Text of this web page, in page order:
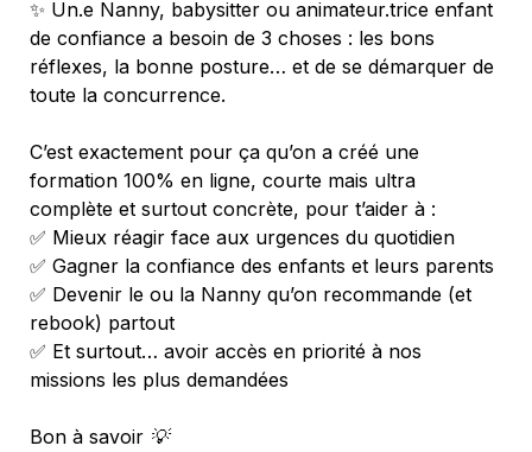
✨ Un.e Nanny, babysitter ou animateur.trice enfant
de confiance a besoin de 3 choses : les bons
réflexes, la bonne posture… et de se démarquer de
toute la concurrence.
C’est exactement pour ça qu’on a créé
formation 100% en ligne, courte mais ultra
complète et surtout concrète, pour t’aider à :
✅ Mieux réagir face aux urgences du quotidien
✅ Gagner la confiance des enfants et leurs parents
✅ Devenir le ou la Nanny qu’on recommande (et
rebook) partout
✅ Et surtout… avoir accès en priorité à nos
missions les plus demandées
Bon à savoir 💡